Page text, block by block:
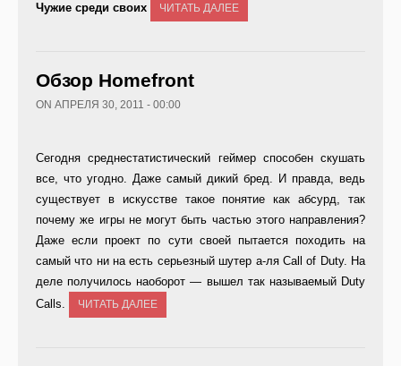
Чужие среди своих ЧИТАТЬ ДАЛЕЕ
Обзор Homefront
ON АПРЕЛЯ 30, 2011 - 00:00
Сегодня среднестатистический геймер способен скушать
все, что угодно. Даже самый дикий бред. И правда, ведь
существует в искусстве такое понятие как абсурд, так
почему же игры не могут быть частью этого направления?
Даже если проект по сути своей пытается походить на
самый что ни на есть серьезный шутер а-ля Call of Duty. На
деле получилось наоборот — вышел так называемый Duty
Calls.
ЧИТАТЬ ДАЛЕЕ